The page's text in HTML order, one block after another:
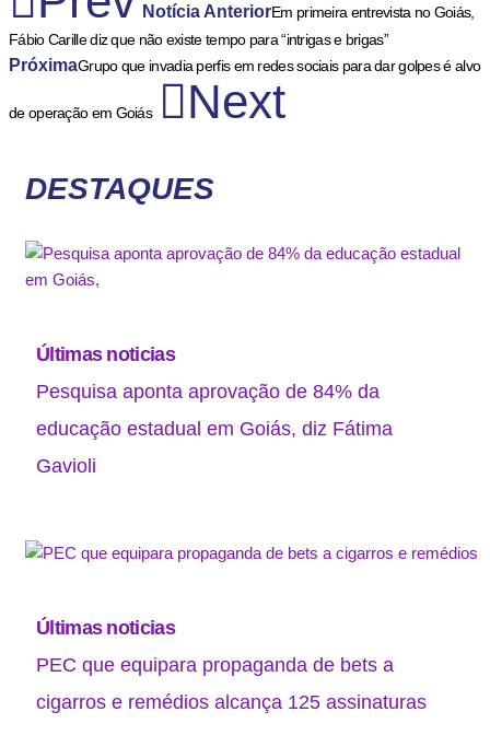
Notícia AnteriorEm primeira entrevista no Goiás,
Fábio Carille diz que não existe tempo para “intrigas e brigas”
PróximaGrupo que invadia perfis em redes sociais para dar golpes é alvo
de operação em Goiás Next
DESTAQUES
Últimas noticias
Pesquisa aponta aprovação de 84% da
educação estadual em Goiás, diz Fátima
Gavioli
Últimas noticias
PEC que equipara propaganda de bets a
cigarros e remédios alcança 125 assinaturas